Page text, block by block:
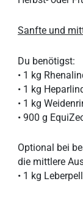
Sanfte und
Du benötigst:
• 1 kg
• 1 kg
• 1 kg
• 900 g
Optional bei
die mittlere
• 1 kg